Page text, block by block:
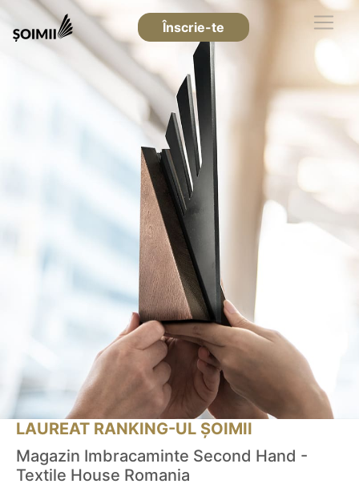
Înscrie-te
LAUREAT RANKING-UL ȘOIMII
Magazin Imbracaminte Second Hand -
Textile House Romania